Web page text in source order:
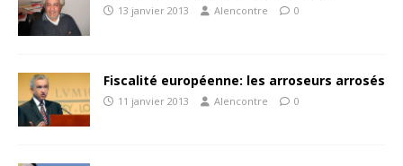
13 janvier 2013 Alencontre 0
Fiscalité européenne: les arroseurs arrosés
11 janvier 2013 Alencontre 0